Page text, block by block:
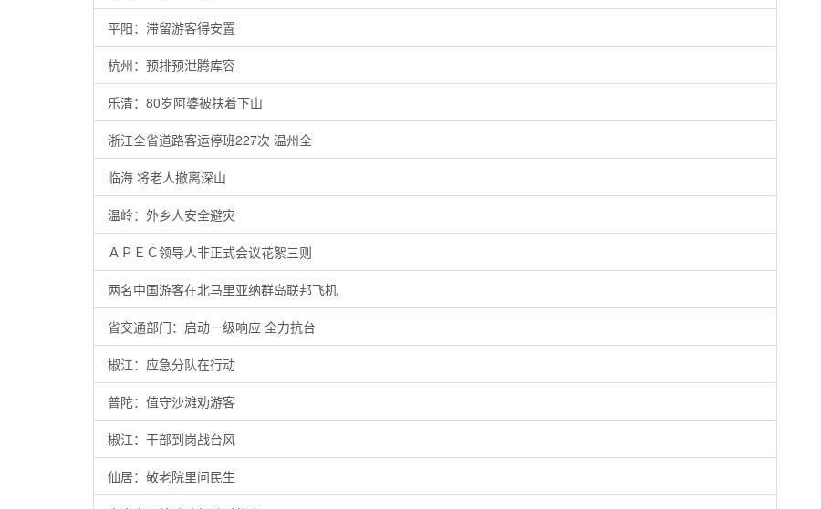
平阳：滞留游客得安置
杭州：预排预泄腾库容
乐清：80岁阿婆被扶着下山
浙江全省道路客运停班227次 温州全
临海 将老人撤离深山
温岭：外乡人安全避灾
ＡＰＥＣ领导人非正式会议花絮三则
两名中国游客在北马里亚纳群岛联邦飞机
省交通部门：启动一级响应 全力抗台
椒江：应急分队在行动
普陀：值守沙滩劝游客
椒江：干部到岗战台风
仙居：敬老院里问民生